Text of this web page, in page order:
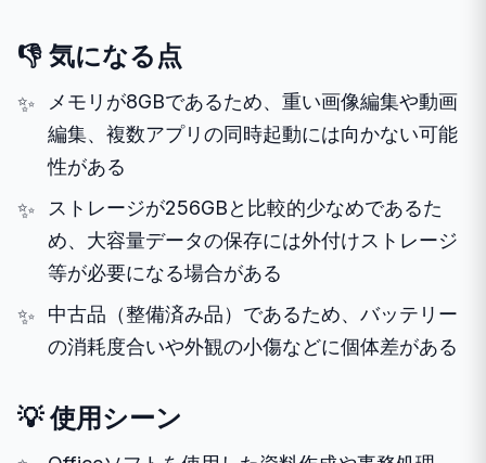
👎 気になる点
メモリが8GBであるため、重い画像編集や動画
編集、複数アプリの同時起動には向かない可能
性がある
ストレージが256GBと比較的少なめであるた
め、大容量データの保存には外付けストレージ
等が必要になる場合がある
中古品（整備済み品）であるため、バッテリー
の消耗度合いや外観の小傷などに個体差がある
💡 使用シーン